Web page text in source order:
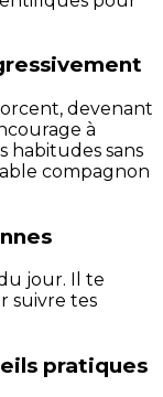
devenant
à
habitudes sans
compagnon
jour. Il te
suivre tes
pratiques